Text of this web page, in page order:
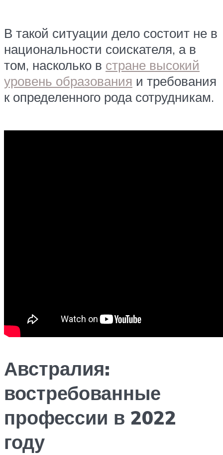
В такой ситуации дело состоит не в
национальности соискателя, а в
том, насколько в стране высокий
уровень образования и требования
к определенного рода сотрудникам.
Австралия:
востребованные
профессии в 2022
году